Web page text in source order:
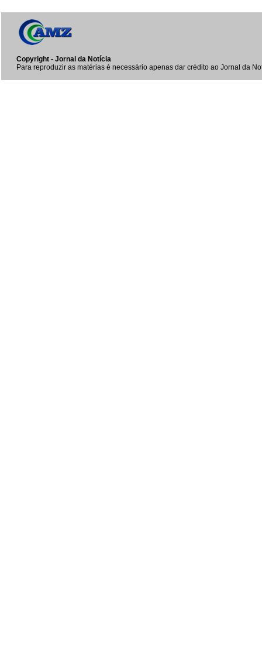
Copyright - Jornal da Notícia
Para reproduzir as matérias é necessário apenas dar crédito ao Jornal da